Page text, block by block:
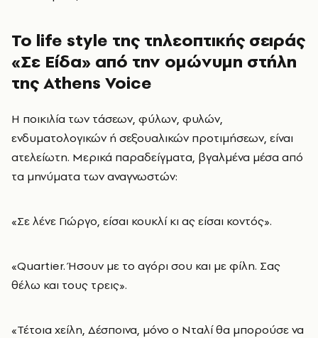
Το life style της τηλεοπτικής σειράς
«Σε Είδα» από την ομώνυμη στήλη
της Athens Voice
Η ποικιλία των τάσεων, φύλων, φυλών,
ενδυματολογικών ή σεξουαλικών προτιμήσεων, είναι
ατελείωτη. Μερικά παραδείγματα, βγαλμένα μέσα από
τα μηνύματα των αναγνωστών:
«Σε λένε Γιώργο, είσαι κουκλί κι ας είσαι κοντός».
«Quartier. Ήσουν με το αγόρι σου και με φίλη. Σας
θέλω και τους τρεις».
«Τέτοια χείλη, Δέσποινα, μόνο ο Νταλί θα μπορούσε να